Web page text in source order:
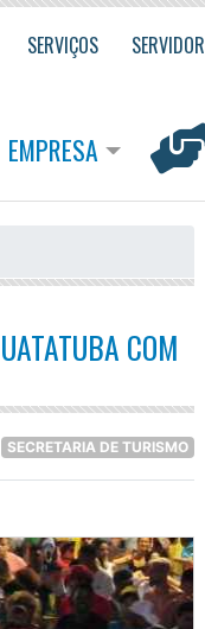
SERVIÇOS SERVIDOR
EMPRESA
COM
SECRETARIA DE TURISMO